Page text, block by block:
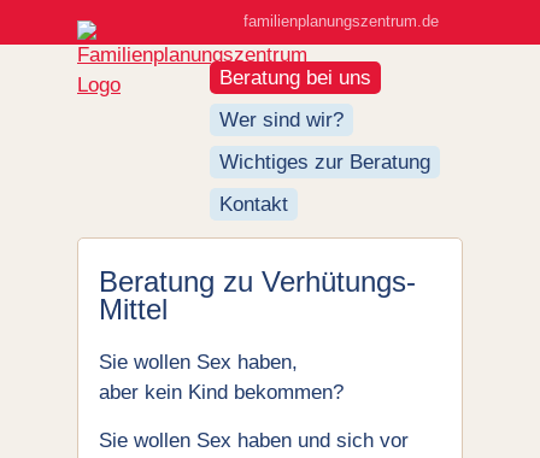
familienplanungszentrum.de
Beratung bei uns
Wer sind wir?
Wichtiges zur Beratung
Kontakt
Beratung zu Verhütungs-
Mittel
Sie wollen Sex haben,
aber kein Kind bekommen?
Sie wollen Sex haben und sich vor